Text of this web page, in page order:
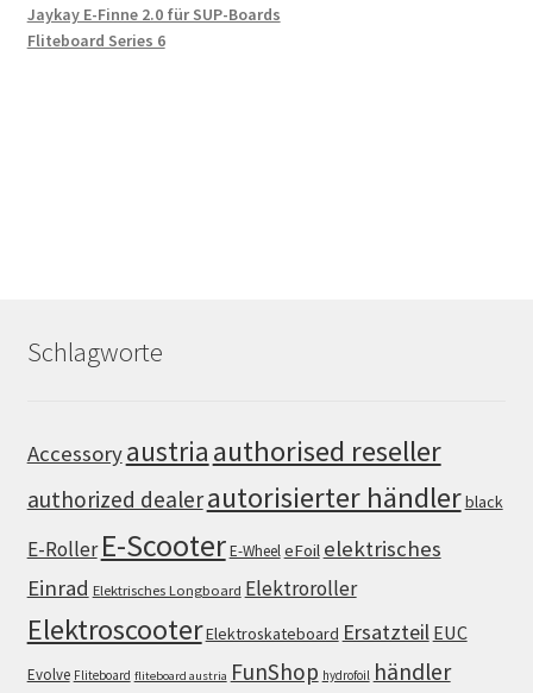
Jaykay E-Finne 2.0 für SUP-Boards
Fliteboard Series 6
Schlagworte
Accessoryaustria authorised reseller
authorized dealerautorisierter händlerblack
E-Roller E-ScooterE-WheeleFoil elektrisches
Einrad Elektrisches Longboard Elektroroller
ElektroscooterElektroskateboard Ersatzteil EUC
Evolve Fliteboard fliteboard austria FunShop hydrofoil händler